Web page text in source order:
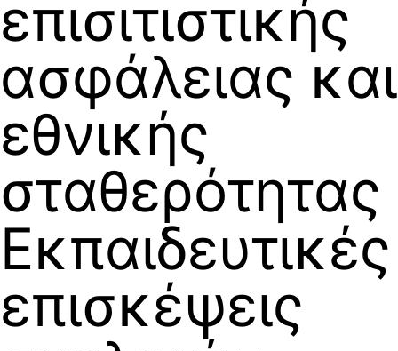
επισιτιστικής
ασφάλειας και
εθνικής
σταθερότητας
Εκπαιδευτικές
επισκέψεις